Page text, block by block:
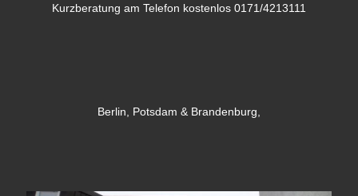
Kurzberatung am Telefon kostenlos 0171/4213111
Berlin, Potsdam & Brandenburg,